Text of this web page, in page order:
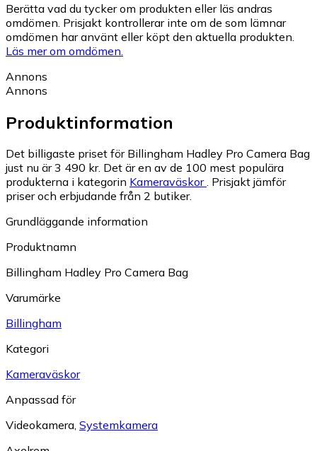
Berätta vad du tycker om produkten eller läs andras
omdömen. Prisjakt kontrollerar inte om de som lämnar
omdömen har använt eller köpt den aktuella produkten.
Läs mer om omdömen.
Annons
Annons
Produktinformation
Det billigaste priset för Billingham Hadley Pro Camera Bag
just nu är 3 490 kr. Det är en av de 100 mest populära
produkterna i kategorin Kameraväskor. Prisjakt jämför
priser och erbjudande från 2 butiker.
Grundläggande information
Produktnamn
Billingham Hadley Pro Camera Bag
Varumärke
Billingham
Kategori
Kameraväskor
Anpassad för
Videokamera, Systemkamera